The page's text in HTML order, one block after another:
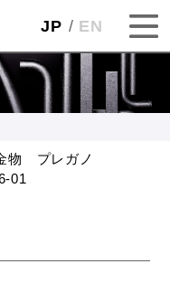
JP EN
物 プレガノ
01